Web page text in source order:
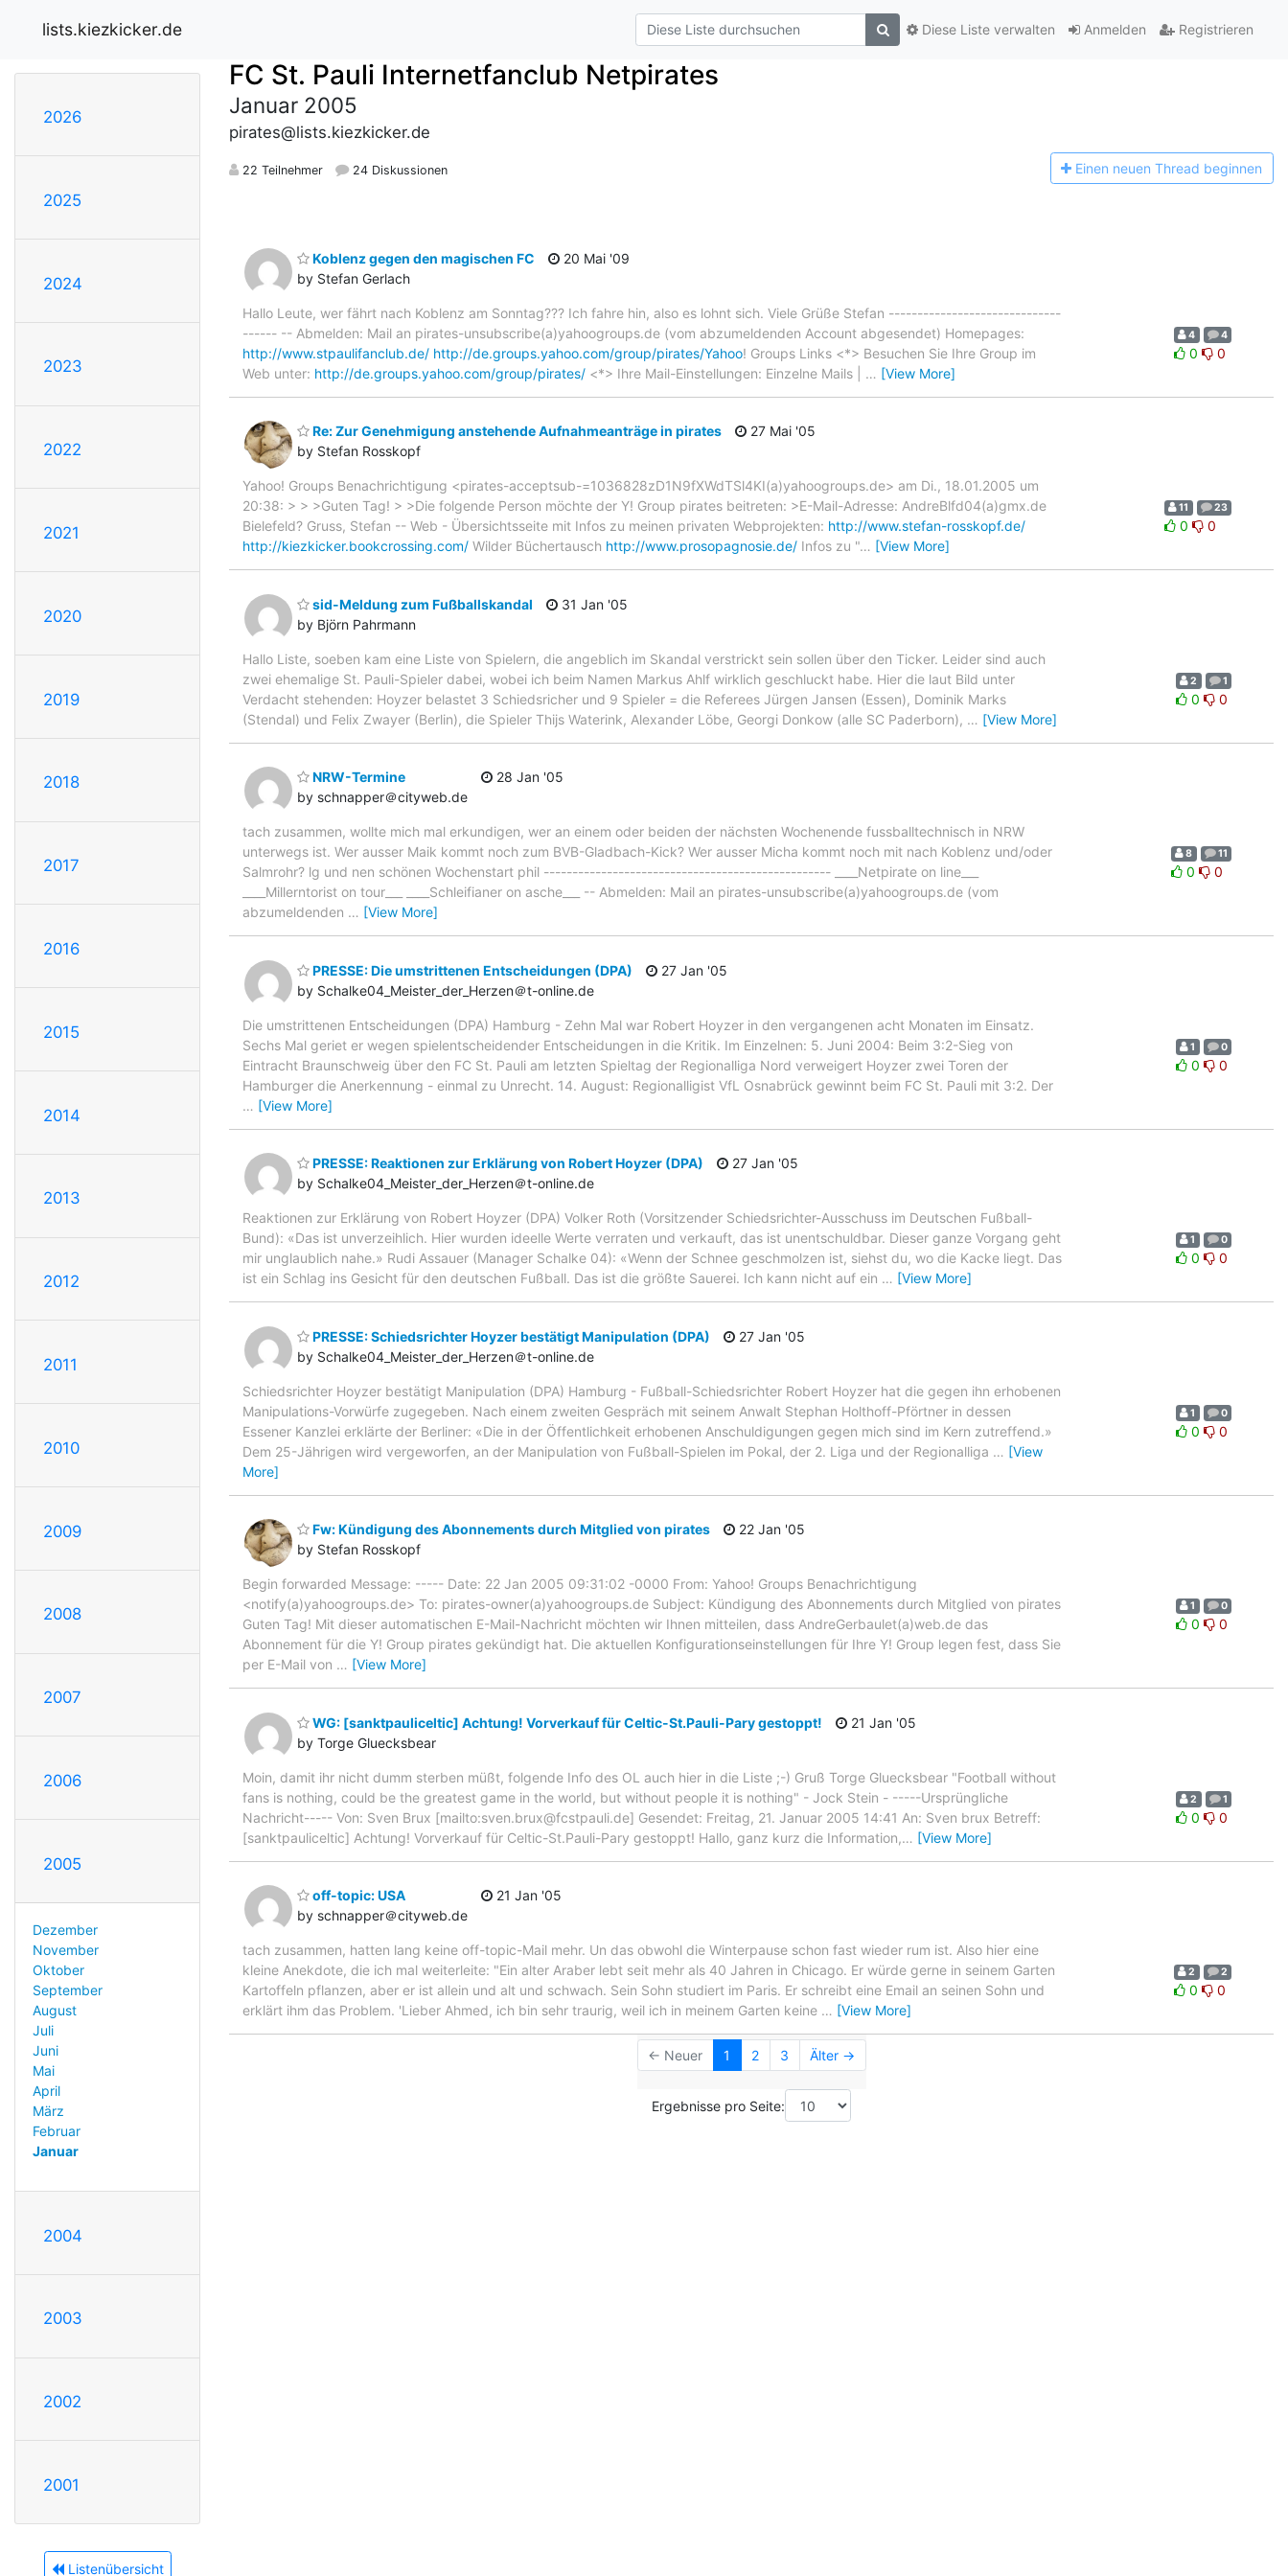
lists.kiezkicker.de Anmelden Registrieren
Diese Liste verwalten
2026
2025
2024
2023
2022
2021
2020
2019
2018
2017
2016
2015
2014
2013
2012
2011
2010
2009
2008
2007
2006
2005
Dezember
November
Oktober
September
August
Juli
Juni
Mai
April
März
Februar
Januar
2004
2003
2002
2001
Listenübersicht
FC St. Pauli Internetfanclub Netpirates
Januar 2005
pirates@lists.kiezkicker.de
22 Teilnehmer 24 Diskussionen Einen neuen Thread beginnen
Koblenz gegen den magischen FC
by Stefan Gerlach
20 Mai '09
Hallo Leute, wer fährt nach Koblenz am Sonntag??? Ich fahre hin, also es lohnt sich. Viele Grüße Stefan ------------------------------
------ -- Abmelden: Mail an pirates-unsubscribe(a)yahoogroups.de (vom abzumeldenden Account abgesendet) Homepages:
http://www.stpaulifanclub.de/ http://de.groups.yahoo.com/group/pirates/Yahoo! Groups Links <*> Besuchen Sie Ihre Group im
Web unter: http://de.groups.yahoo.com/group/pirates/ <*> Ihre Mail-Einstellungen: Einzelne Mails | … [View More]
4 4
0 0
Re: Zur Genehmigung anstehende Aufnahmeanträge in pirates
by Stefan Rosskopf
27 Mai '05
Yahoo! Groups Benachrichtigung <pirates-acceptsub-=1036828zD1N9fXWdTSl4KI(a)yahoogroups.de> am Di., 18.01.2005 um
20:38: > > >Guten Tag! > >Die folgende Person möchte der Y! Group pirates beitreten: >E-Mail-Adresse: AndreBlfd04(a)gmx.de
Bielefeld? Gruss, Stefan -- Web - Übersichtsseite mit Infos zu meinen privaten Webprojekten: http://www.stefan-rosskopf.de/
http://kiezkicker.bookcrossing.com/ Wilder Büchertausch http://www.prosopagnosie.de/ Infos zu "… [View More]
11 23
0 0
sid-Meldung zum Fußballskandal
by Björn Pahrmann
31 Jan '05
Hallo Liste, soeben kam eine Liste von Spielern, die angeblich im Skandal verstrickt sein sollen über den Ticker. Leider sind auch
zwei ehemalige St. Pauli-Spieler dabei, wobei ich beim Namen Markus Ahlf wirklich geschluckt habe. Hier die laut Bild unter
Verdacht stehenden: Hoyzer belastet 3 Schiedsricher und 9 Spieler = die Referees Jürgen Jansen (Essen), Dominik Marks
(Stendal) und Felix Zwayer (Berlin), die Spieler Thijs Waterink, Alexander Löbe, Georgi Donkow (alle SC Paderborn), … [View More]
2 1
0 0
NRW-Termine
by schnapper＠cityweb.de
28 Jan '05
tach zusammen, wollte mich mal erkundigen, wer an einem oder beiden der nächsten Wochenende fussballtechnisch in NRW
unterwegs ist. Wer ausser Maik kommt noch zum BVB-Gladbach-Kick? Wer ausser Micha kommt noch mit nach Koblenz und/oder
Salmrohr? lg und nen schönen Wochenstart phil -------------------------------------------------- ____Netpirate on line___
____Millerntorist on tour___ ____Schleifianer on asche___ -- Abmelden: Mail an pirates-unsubscribe(a)yahoogroups.de (vom
abzumeldenden … [View More]
8 11
0 0
PRESSE: Die umstrittenen Entscheidungen (DPA)
by Schalke04_Meister_der_Herzen＠t-online.de
27 Jan '05
Die umstrittenen Entscheidungen (DPA) Hamburg - Zehn Mal war Robert Hoyzer in den vergangenen acht Monaten im Einsatz.
Sechs Mal geriet er wegen spielentscheidender Entscheidungen in die Kritik. Im Einzelnen: 5. Juni 2004: Beim 3:2-Sieg von
Eintracht Braunschweig über den FC St. Pauli am letzten Spieltag der Regionalliga Nord verweigert Hoyzer zwei Toren der
Hamburger die Anerkennung - einmal zu Unrecht. 14. August: Regionalligist VfL Osnabrück gewinnt beim FC St. Pauli mit 3:2. Der
… [View More]
1 0
0 0
PRESSE: Reaktionen zur Erklärung von Robert Hoyzer (DPA)
by Schalke04_Meister_der_Herzen＠t-online.de
27 Jan '05
Reaktionen zur Erklärung von Robert Hoyzer (DPA) Volker Roth (Vorsitzender Schiedsrichter-Ausschuss im Deutschen Fußball-
Bund): «Das ist unverzeihlich. Hier wurden ideelle Werte verraten und verkauft, das ist unentschuldbar. Dieser ganze Vorgang geht
mir unglaublich nahe.» Rudi Assauer (Manager Schalke 04): «Wenn der Schnee geschmolzen ist, siehst du, wo die Kacke liegt. Das
ist ein Schlag ins Gesicht für den deutschen Fußball. Das ist die größte Sauerei. Ich kann nicht auf ein … [View More]
1 0
0 0
PRESSE: Schiedsrichter Hoyzer bestätigt Manipulation (DPA)
by Schalke04_Meister_der_Herzen＠t-online.de
27 Jan '05
Schiedsrichter Hoyzer bestätigt Manipulation (DPA) Hamburg - Fußball-Schiedsrichter Robert Hoyzer hat die gegen ihn erhobenen
Manipulations-Vorwürfe zugegeben. Nach einem zweiten Gespräch mit seinem Anwalt Stephan Holthoff-Pförtner in dessen
Essener Kanzlei erklärte der Berliner: «Die in der Öffentlichkeit erhobenen Anschuldigungen gegen mich sind im Kern zutreffend.»
Dem 25-Jährigen wird vergeworfen, an der Manipulation von Fußball-Spielen im Pokal, der 2. Liga und der Regionalliga … [View
More]
1 0
0 0
Fw: Kündigung des Abonnements durch Mitglied von pirates
by Stefan Rosskopf
22 Jan '05
Begin forwarded Message: ----- Date: 22 Jan 2005 09:31:02 -0000 From: Yahoo! Groups Benachrichtigung
<notify(a)yahoogroups.de> To: pirates-owner(a)yahoogroups.de Subject: Kündigung des Abonnements durch Mitglied von pirates
Guten Tag! Mit dieser automatischen E-Mail-Nachricht möchten wir Ihnen mitteilen, dass AndreGerbaulet(a)web.de das
Abonnement für die Y! Group pirates gekündigt hat. Die aktuellen Konfigurationseinstellungen für Ihre Y! Group legen fest, dass Sie
per E-Mail von … [View More]
1 0
0 0
WG: [sanktpauliceltic] Achtung! Vorverkauf für Celtic-St.Pauli-Pary gestoppt!
by Torge Gluecksbear
21 Jan '05
Moin, damit ihr nicht dumm sterben müßt, folgende Info des OL auch hier in die Liste ;-) Gruß Torge Gluecksbear "Football without
fans is nothing, could be the greatest game in the world, but without people it is nothing" - Jock Stein - -----Ursprüngliche
Nachricht----- Von: Sven Brux [mailto:sven.brux@fcstpauli.de] Gesendet: Freitag, 21. Januar 2005 14:41 An: Sven brux Betreff:
[sanktpauliceltic] Achtung! Vorverkauf für Celtic-St.Pauli-Pary gestoppt! Hallo, ganz kurz die Information,… [View More]
2 1
0 0
off-topic: USA
by schnapper＠cityweb.de
21 Jan '05
tach zusammen, hatten lang keine off-topic-Mail mehr. Un das obwohl die Winterpause schon fast wieder rum ist. Also hier eine
kleine Anekdote, die ich mal weiterleite: "Ein alter Araber lebt seit mehr als 40 Jahren in Chicago. Er würde gerne in seinem Garten
Kartoffeln pflanzen, aber er ist allein und alt und schwach. Sein Sohn studiert im Paris. Er schreibt eine Email an seinen Sohn und
erklärt ihm das Problem. 'Lieber Ahmed, ich bin sehr traurig, weil ich in meinem Garten keine … [View More]
2 2
0 0
← Neuer 1 2 3 Älter →
Ergebnisse pro Seite: